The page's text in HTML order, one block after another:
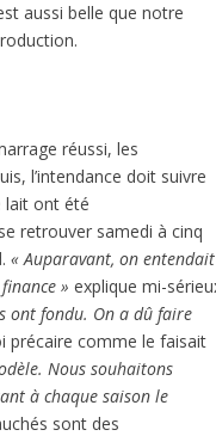
aussi belle que notre
réussi, les
l’intendance doit suivre
lait ont été
retrouver samedi à cinq
« Auparavant, on entendait
» explique mi-
ont fondu. On a dû faire
précaire comme le faisait
Nous souhaitons
à chaque saison le
sont des